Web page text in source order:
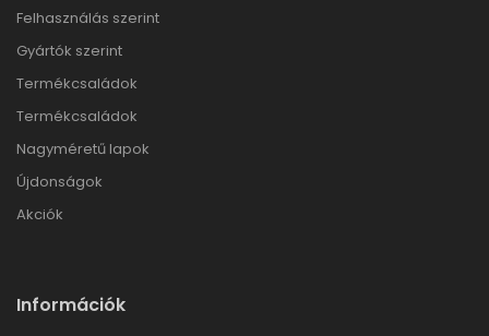
Felhasználás szerint
Gyártók szerint
Termékcsaládok
Termékcsaládok
Nagyméretű lapok
Újdonságok
Akciók
Információk